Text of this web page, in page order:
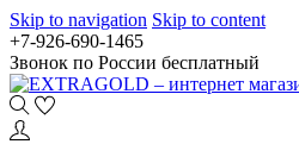
Skip to navigation Skip to content
+7-926-690-1465
Звонок по России бесплатный